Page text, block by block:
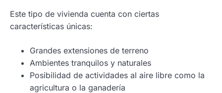
Este tipo de vivienda cuenta con ciertas
características únicas:
Grandes extensiones de terreno
Ambientes tranquilos y naturales
Posibilidad de actividades al aire libre como la
agricultura o la ganadería